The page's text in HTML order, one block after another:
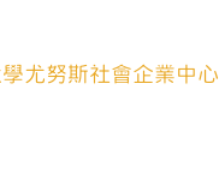
尤努斯社會企業中心